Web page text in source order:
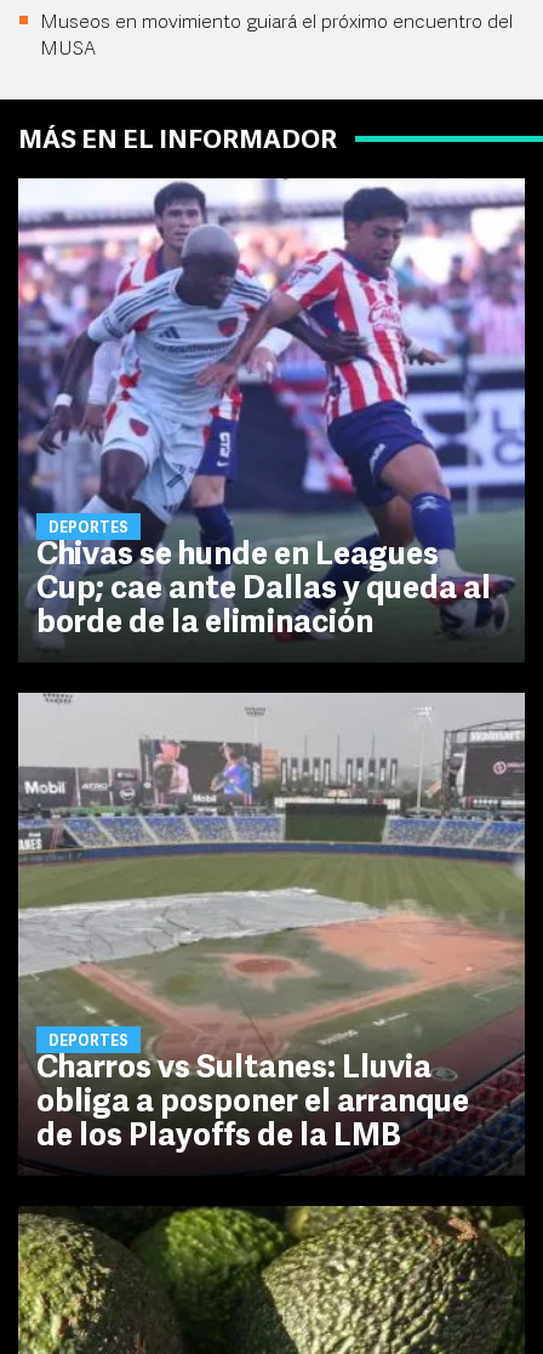
Museos en movimiento guiará el próximo encuentro del
MUSA
MÁS EN EL INFORMADOR
DEPORTES
Chivas se hunde en Leagues
Cup; cae ante Dallas y queda al
borde de la eliminación
DEPORTES
Charros vs Sultanes: Lluvia
obliga a posponer el arranque
de los Playoffs de la LMB